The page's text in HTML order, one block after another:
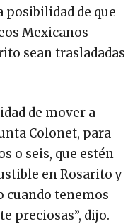
de que
Mexicanos
sean trasladadas
de mover a
Colonet, para
o seis, que estén
en Rosarito y
cuando tenemos
preciosas”, dijo.